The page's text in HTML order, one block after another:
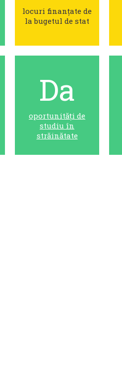
locuri finanțate de
la bugetul de stat
Da
oportunități de
studiu în
străinătate